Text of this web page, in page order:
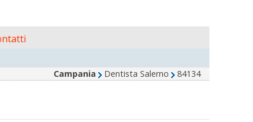
Campania Dentista Salerno 84134